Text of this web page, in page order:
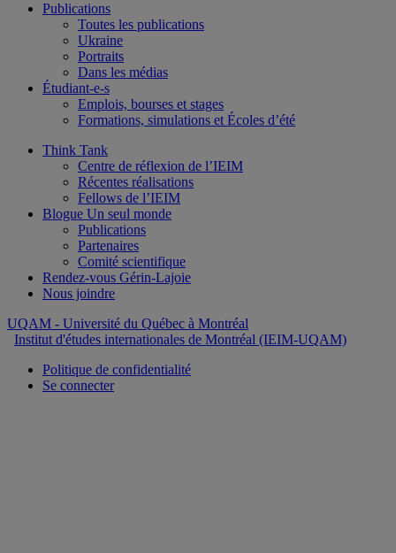
Publications
Toutes les publications
Ukraine
Portraits
Dans les médias
Étudiant-e-s
Emplois, bourses et stages
Formations, simulations et Écoles d’été
Think Tank
Centre de réflexion de l’IEIM
Récentes réalisations
Fellows de l’IEIM
Blogue Un seul monde
Publications
Partenaires
Comité scientifique
Rendez-vous Gérin-Lajoie
Nous joindre
UQAM - Université du Québec à Montréal
Institut d'études internationales de Montréal (IEIM-UQAM)
Politique de confidentialité
Se connecter